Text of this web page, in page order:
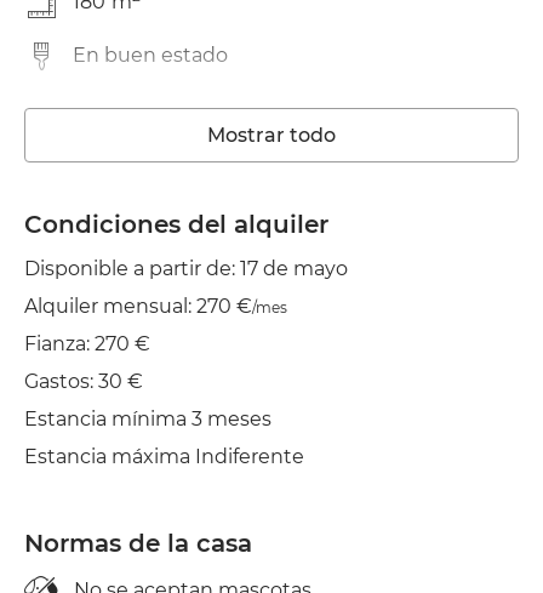
En buen estado
Trastero
Lavadora
Calefacción
Wifi
Balcón
Tendedero
Mostrar todo
Condiciones del alquiler
Disponible a partir de: 17 de mayo
Alquiler mensual: 270 €/mes
Fianza: 270 €
Gastos: 30 €
Estancia mínima 3 meses
Estancia máxima Indiferente
Normas de la casa